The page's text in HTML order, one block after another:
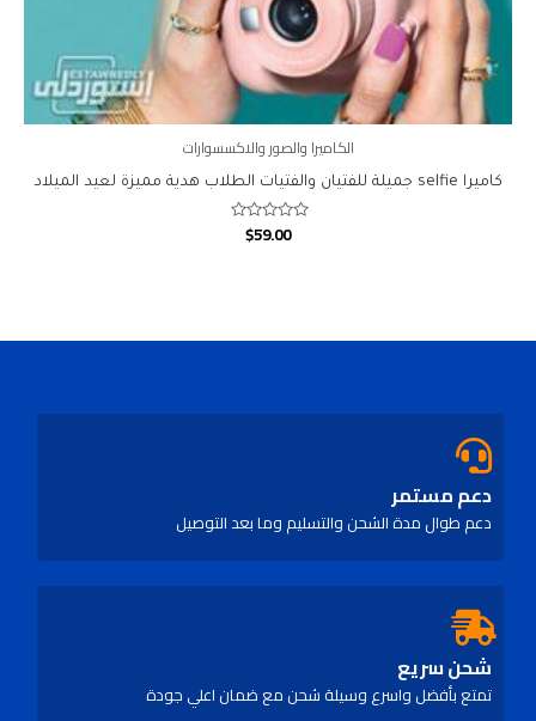
الكاميرا والصور والاكسسوارات
كاميرا selfie جميلة للفتيان والفتيات الطلاب هدية مميزة لعيد الميلاد
Rated
$59.00
دعم مستمر
دعم طوال مدة الشحن والتسليم وما بعد التوصيل
شحن سريع
تمتع بأفضل واسرع وسيلة شحن مع ضمان اعلي جودة